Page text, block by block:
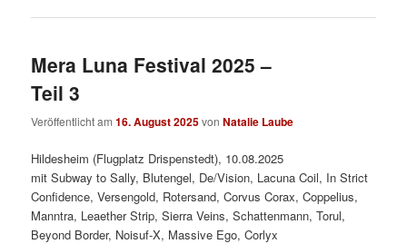
Mera Luna Festival 2025 –
Teil 3
Veröffentlicht am16. August 2025vonNatalie Laube
Hildesheim (Flugplatz Drispenstedt), 10.08.2025
mit Subway to Sally, Blutengel, De/Vision, Lacuna Coil, In Strict
Confidence, Versengold, Rotersand, Corvus Corax, Coppelius,
Manntra, Leaether Strip, Sierra Veins, Schattenmann, Torul,
Beyond Border, Noisuf-X, Massive Ego, Corlyx